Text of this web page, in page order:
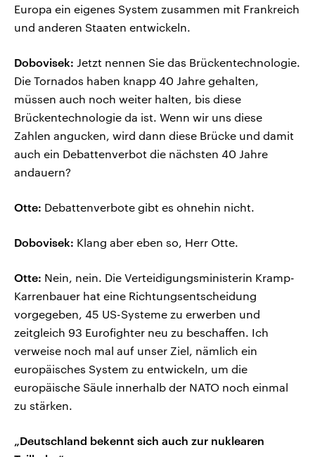
Europa ein eigenes System zusammen mit Frankreich
und anderen Staaten entwickeln.
Dobovisek: Jetzt nennen Sie das Brückentechnologie.
Die Tornados haben knapp 40 Jahre gehalten,
müssen auch noch weiter halten, bis diese
Brückentechnologie da ist. Wenn wir uns diese
Zahlen angucken, wird dann diese Brücke und damit
auch ein Debattenverbot die nächsten 40 Jahre
andauern?
Otte: Debattenverbote gibt es ohnehin nicht.
Dobovisek: Klang aber eben so, Herr Otte.
Otte: Nein, nein. Die Verteidigungsministerin Kramp-
Karrenbauer hat eine Richtungsentscheidung
vorgegeben, 45 US-Systeme zu erwerben und
zeitgleich 93 Eurofighter neu zu beschaffen. Ich
verweise noch mal auf unser Ziel, nämlich ein
europäisches System zu entwickeln, um die
europäische Säule innerhalb der NATO noch einmal
zu stärken.
„Deutschland bekennt sich auch zur nuklearen